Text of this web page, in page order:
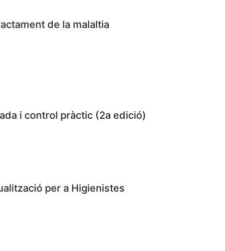
de la malaltia
i control pràctic (2a edició)
per a Higienistes